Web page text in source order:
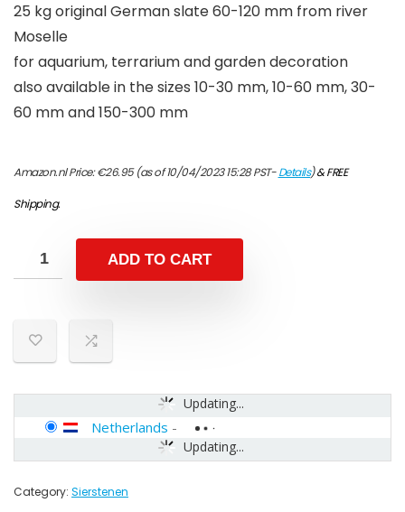
25 kg original German slate 60-120 mm from river
Moselle
for aquarium, terrarium and garden decoration
also available in the sizes 10-30 mm, 10-60 mm, 30-
60 mm and 150-300 mm
Amazon.nl Price:€26.95(as of 10/04/2023 15:28 PST-Details)&FREE
Shipping.
ADD TO CART
Updating...
Updating...
Netherlands -
Category: Sierstenen